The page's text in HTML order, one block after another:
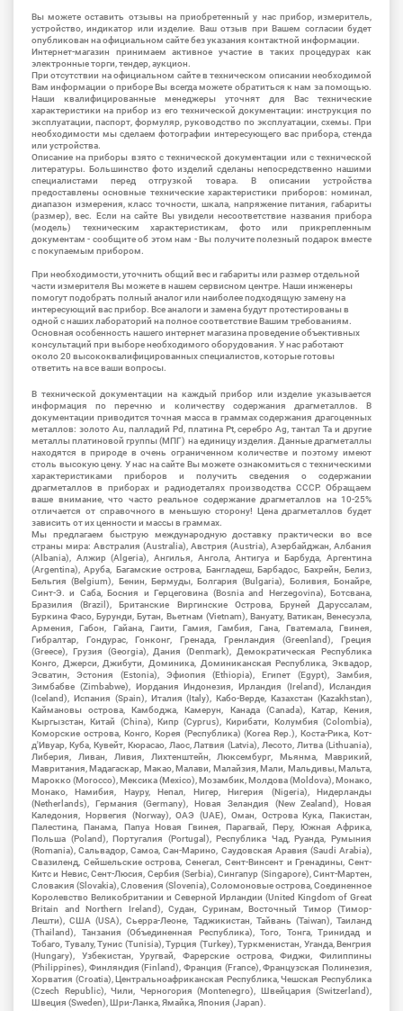
Вы можете оставить отзывы на приобретенный у нас прибор, измеритель,
устройство, индикатор или изделие. Ваш отзыв при Вашем согласии будет
опубликован на официальном сайте без указания контактной информации.
Интернет-магазин принимаем активное участие в таких процедурах как
электронные торги, тендер, аукцион.
При отсутствии на официальном сайте в техническом описании необходимой
Вам информации о приборе Вы всегда можете обратиться к нам за помощью.
Наши квалифицированные менеджеры уточнят для Вас технические
характеристики на прибор из его технической документации: инструкция по
эксплуатации, паспорт, формуляр, руководство по эксплуатации, схемы. При
необходимости мы сделаем фотографии интересующего вас прибора, стенда
или устройства.
Описание на приборы взято с технической документации или с технической
литературы. Большинство фото изделий сделаны непосредственно нашими
специалистами перед отгрузкой товара. В описании устройства
предоставлены основные технические характеристики приборов: номинал,
диапазон измерения, класс точности, шкала, напряжение питания, габариты
(размер), вес. Если на сайте Вы увидели несоответствие названия прибора
(модель) техническим характеристикам, фото или прикрепленным
документам - сообщите об этом нам - Вы получите полезный подарок вместе
с покупаемым прибором.
При необходимости, уточнить общий вес и габариты или размер отдельной
части измерителя Вы можете в нашем сервисном центре. Наши инженеры
помогут подобрать полный аналог или наиболее подходящую замену на
интересующий вас прибор. Все аналоги и замена будут протестированы в
одной с наших лабораторий на полное соответствие Вашим требованиям.
Основная особенность нашего интернет магазина проведение объективных
консультаций при выборе необходимого оборудования. У нас работают
около 20 высококвалифицированных специалистов, которые готовы
ответить на все ваши вопросы.
В технической документации на каждый прибор или изделие указывается
информация по перечню и количеству содержания драгметаллов. В
документации приводится точная масса в граммах содержания драгоценных
металлов: золото Au, палладий Pd, платина Pt, серебро Ag, тантал Ta и другие
металлы платиновой группы (МПГ) на единицу изделия. Данные драгметаллы
находятся в природе в очень ограниченном количестве и поэтому имеют
столь высокую цену. У нас на сайте Вы можете ознакомиться с техническими
характеристиками приборов и получить сведения о содержании
драгметаллов в приборах и радиодеталях производства СССР. Обращаем
ваше внимание, что часто реальное содержание драгметаллов на 10-25%
отличается от справочного в меньшую сторону! Цена драгметаллов будет
зависить от их ценности и массы в граммах.
Мы предлагаем быструю международную доставку практически во все
страны мира: Австралия (Australia), Австрия (Austria), Азербайджан, Албания
(Albania), Алжир (Algeria), Ангилья, Ангола, Антигуа и Барбуда, Аргентина
(Argentina), Аруба, Багамские острова, Бангладеш, Барбадос, Бахрейн, Белиз,
Бельгия (Belgium), Бенин, Бермуды, Болгария (Bulgaria), Боливия, Бонайре,
Синт-Э. и Саба, Босния и Герцеговина (Bosnia and Herzegovina), Ботсвана,
Бразилия (Brazil), Британские Виргинские Острова, Бруней Даруссалам,
Буркина Фасо, Бурунди, Бутан, Вьетнам (Vietnam), Вануату, Ватикан, Венесуэла,
Армения, Габон, Гайана, Гаити, Гамия, Гамбия, Гана, Гватемала, Гвинея,
Гибралтар, Гондурас, Гонконг, Гренада, Гренландия (Greenland), Греция
(Greece), Грузия (Georgia), Дания (Denmark), Демократическая Республика
Конго, Джерси, Джибути, Доминика, Доминиканская Республика, Эквадор,
Эсватин, Эстония (Estonia), Эфиопия (Ethiopia), Египет (Egypt), Замбия,
Зимбабве (Zimbabwe), Иордания Индонезия, Ирландия (Ireland), Исландия
(Iceland), Испания (Spain), Италия (Italy), Кабо-Верде, Казахстан (Kazakhstan),
Каймановы острова, Камбоджа, Камерун, Канада (Canada), Катар, Кения,
Кыргызстан, Китай (China), Кипр (Cyprus), Кирибати, Колумбия (Colombia),
Коморские острова, Конго, Корея (Республика) (Korea Rep.), Коста-Рика, Кот-
д'Ивуар, Куба, Кувейт, Кюрасао, Лаос, Латвия (Latvia), Лесото, Литва (Lithuania),
Либерия, Ливан, Ливия, Лихтенштейн, Люксембург, Мьянма, Маврикий,
Мавритания, Мадагаскар, Макао, Малави, Малайзия, Мали, Мальдивы, Мальта,
Марокко (Morocco), Мексика (Mexico), Мозамбик, Молдова (Moldova), Монако,
Монако, Намибия, Науру, Непал, Нигер, Нигерия (Nigeria), Нидерланды
(Netherlands), Германия (Germany), Новая Зеландия (New Zealand), Новая
Каледония, Норвегия (Norway), ОАЭ (UAE), Оман, Острова Кука, Пакистан,
Палестина, Панама, Папуа Новая Гвинея, Парагвай, Перу, Южная Африка,
Польша (Poland), Португалия (Portugal), Республика Чад, Руанда, Румыния
(Romania), Сальвадор, Самоа, Сан-Марино, Саудовская Аравия (Saudi Arabia),
Свазиленд, Сейшельские острова, Сенегал, Сент-Винсент и Гренадины, Сент-
Китс и Невис, Сент-Люсия, Сербия (Serbia), Сингапур (Singapore), Синт-Мартен,
Словакия (Slovakia), Словения (Slovenia), Соломоновые острова, Соединенное
Королевство Великобритании и Северной Ирландии (United Kingdom of Great
Britain and Northern Ireland), Судан, Суринам, Восточный Тимор (Тимор-
Лешти), США (USA), Сьерра-Леоне, Таджикистан, Тайвань (Taiwan), Таиланд
(Thailand), Танзания (Объединенная Республика), Того, Тонга, Тринидад и
Тобаго, Тувалу, Тунис (Tunisia), Турция (Turkey), Туркменистан, Уганда, Венгрия
(Hungary), Узбекистан, Уругвай, Фарерские острова, Фиджи, Филиппины
(Philippines), Финляндия (Finland), Франция (France), Французская Полинезия,
Хорватия (Croatia), Центральноафриканская Республика, Чешская Республика
(Czech Republic), Чили, Черногория (Montenegro), Швейцария (Switzerland),
Швеция (Sweden), Шри-Ланка, Ямайка, Япония (Japan).